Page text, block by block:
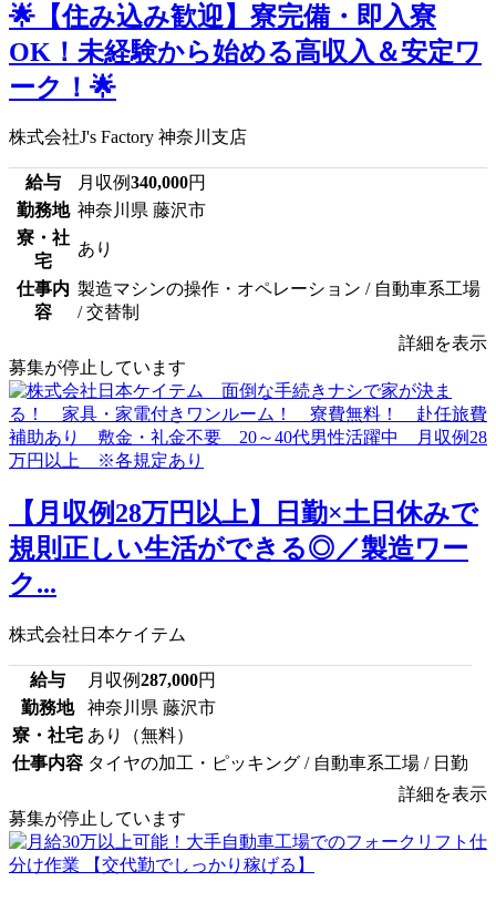
🌟【住み込み歓迎】寮完備・即入寮
OK！未経験から始める高収入＆安定ワ
ーク！🌟
株式会社J's Factory 神奈川支店
給与 月収例340,000円
勤務地 神奈川県 藤沢市
寮・社
宅
あり
仕事内
容
製造マシンの操作・オペレーション / 自動車系工場
/ 交替制
詳細を表示
募集が停止しています
【月収例28万円以上】日勤×土日休みで
規則正しい生活ができる◎／製造ワー
ク...
株式会社日本ケイテム
給与 月収例287,000円
勤務地
神奈川県 藤沢市
寮・社宅 あり（無料）
仕事内容 タイヤの加工・ピッキング / 自動車系工場 / 日勤
詳細を表示
募集が停止しています